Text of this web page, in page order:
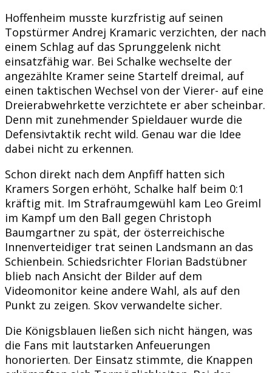
Hoffenheim musste kurzfristig auf seinen
Topstürmer Andrej Kramaric verzichten, der nach
einem Schlag auf das Sprunggelenk nicht
einsatzfähig war. Bei Schalke wechselte der
angezählte Kramer seine Startelf dreimal, auf
einen taktischen Wechsel von der Vierer- auf eine
Dreierabwehrkette verzichtete er aber scheinbar.
Denn mit zunehmender Spieldauer wurde die
Defensivtaktik recht wild. Genau war die Idee
dabei nicht zu erkennen.
Schon direkt nach dem Anpfiff hatten sich
Kramers Sorgen erhöht, Schalke half beim 0:1
kräftig mit. Im Strafraumgewühl kam Leo Greiml
im Kampf um den Ball gegen Christoph
Baumgartner zu spät, der österreichische
Innenverteidiger trat seinen Landsmann an das
Schienbein. Schiedsrichter Florian Badstübner
blieb nach Ansicht der Bilder auf dem
Videomonitor keine andere Wahl, als auf den
Punkt zu zeigen. Skov verwandelte sicher.
Die Königsblauen ließen sich nicht hängen, was
die Fans mit lautstarken Anfeuerungen
honorierten. Der Einsatz stimmte, die Knappen